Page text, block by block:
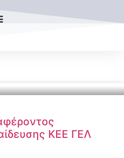
ΚΕΕ ΓΕΛ